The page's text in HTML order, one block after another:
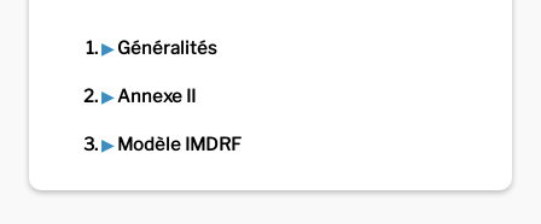
Généralités
Annexe II
Modèle IMDRF